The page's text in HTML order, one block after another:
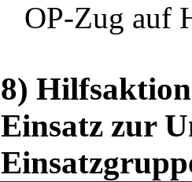
OP-Zug auf
8)
Einsatz zur